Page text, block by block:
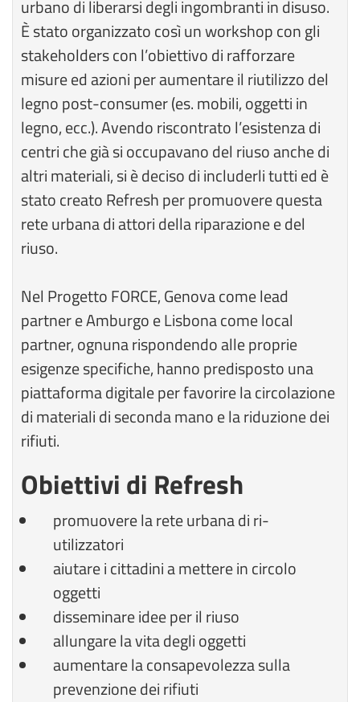
urbano di liberarsi degli ingombranti in disuso.
È stato organizzato così un workshop con gli
stakeholders con l’obiettivo di rafforzare
misure ed azioni per aumentare il riutilizzo del
legno post-consumer (es. mobili, oggetti in
legno, ecc.). Avendo riscontrato l’esistenza di
centri che già si occupavano del riuso anche di
altri materiali, si è deciso di includerli tutti ed è
stato creato Refresh per promuovere questa
rete urbana di attori della riparazione e del
riuso.
Nel Progetto FORCE, Genova come lead
partner e Amburgo e Lisbona come local
partner, ognuna rispondendo alle proprie
esigenze specifiche, hanno predisposto una
piattaforma digitale per favorire la circolazione
di materiali di seconda mano e la riduzione dei
rifiuti.
Obiettivi di Refresh
promuovere la rete urbana di ri-
utilizzatori
aiutare i cittadini a mettere in circolo
oggetti
disseminare idee per il riuso
allungare la vita degli oggetti
aumentare la consapevolezza sulla
prevenzione dei rifiuti